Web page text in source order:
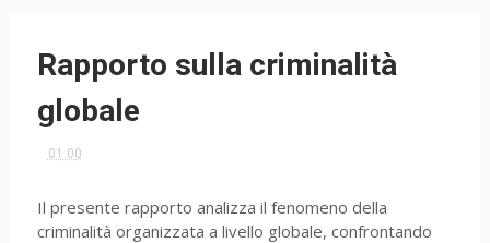
Rapporto sulla criminalità
globale
01:00
Il presente rapporto analizza il fenomeno della
criminalità organizzata a livello globale, confrontando